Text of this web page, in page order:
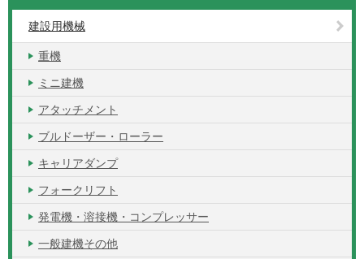
建設用機械
重機
ミニ建機
アタッチメント
ブルドーザー・ローラー
キャリアダンプ
フォークリフト
発電機・溶接機・コンプレッサー
一般建機その他